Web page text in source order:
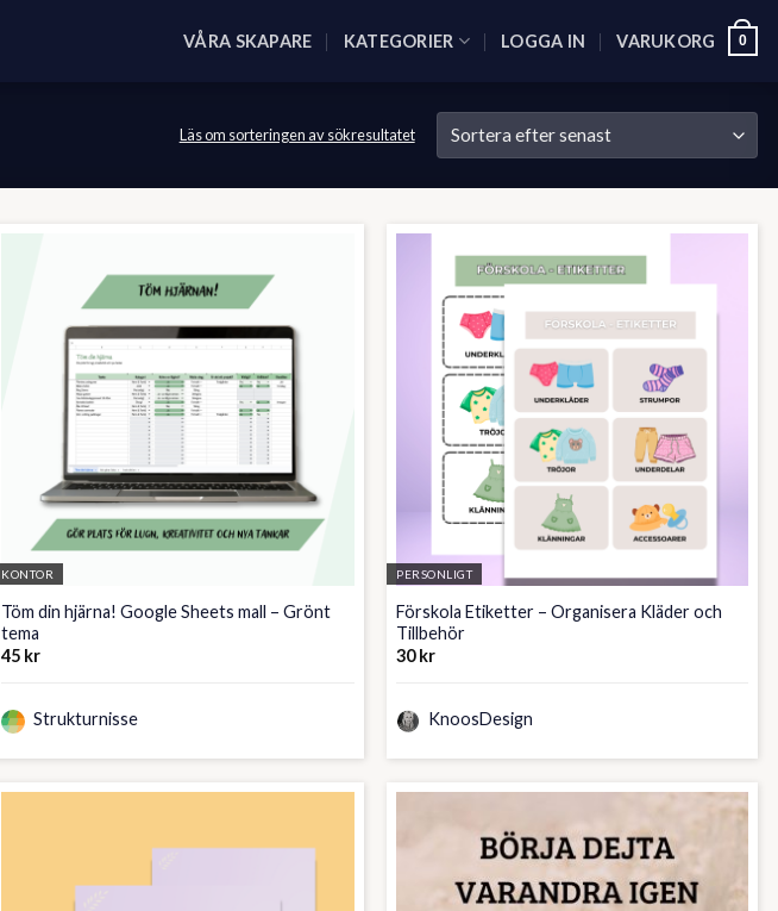
VÅRA SKAPARE KATEGORIER LOGGA IN VARUKORG 0
Läs om sorteringen av sökresultatet
KONTOR
Töm din hjärna! Google Sheets mall – Grönt
tema
45 kr
Strukturnisse
PERSONLIGT
Förskola Etiketter – Organisera Kläder och
Tillbehör
30kr
KnoosDesign